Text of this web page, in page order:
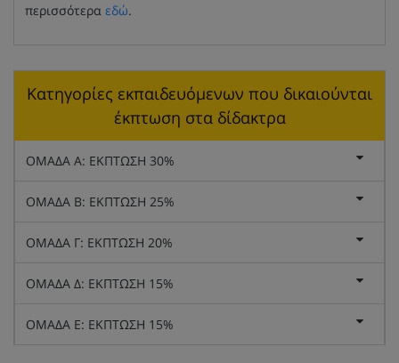
περισσότερα εδώ.
Κατηγορίες εκπαιδευόμενων που δικαιούνται
έκπτωση στα δίδακτρα
ΟΜΑΔΑ Α: ΕΚΠΤΩΣΗ 30%
ΟΜΑΔΑ Β: ΕΚΠΤΩΣΗ 25%
ΟΜΑΔΑ Γ: ΕΚΠΤΩΣΗ 20%
ΟΜΑΔΑ Δ: ΕΚΠΤΩΣΗ 15%
ΟΜΑΔΑ Ε: ΕΚΠΤΩΣΗ 15%